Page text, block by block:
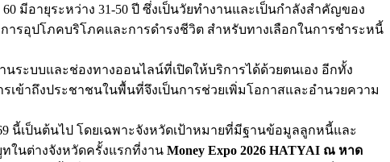
มีอายุระหว่าง 31-50 ปี ซึ่งเป็นวัยทำงานและเป็นกำลังสำคัญของ
ารอุปโภคบริโภคและการดำรงชีวิต สำหรับทางเลือกในการชำระหนี้
ะบบและช่องทางออนไลน์ที่เปิดให้บริการได้ด้วยตนเอง อีกทั้ง
ข้าถึงประชาชนในพื้นที่จึงเป็นการช่วยเพิ่มโอกาสและอำนวยความ
นี้เป็นต้นไป โดยเฉพาะจังหวัดเป้าหมายที่มีฐานข้อมูลลูกหนี้และ
ในต่างจังหวัดครั้งแรกที่งาน Money Expo 2026 HATYAI ณ หาด